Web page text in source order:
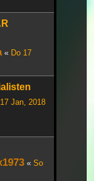
« Do 17
Jan, 2018
« So